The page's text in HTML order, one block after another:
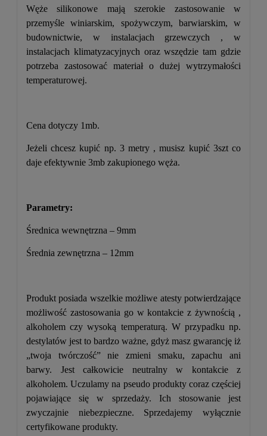
Węże silikonowe mają szerokie zastosowanie w
przemyśle winiarskim, spożywczym, barwiarskim, w
budownictwie, w instalacjach grzewczych , w
instalacjach klimatyzacyjnych oraz wszędzie tam gdzie
potrzeba zastosować materiał o dużej wytrzymałości
temperaturowej.
Cena dotyczy 1mb.
Jeżeli chcesz kupić np. 3 metry , musisz kupić 3szt co
daje efektywnie 3mb zakupionego węża.
Parametry:
Średnica wewnętrzna – 9mm
Średnia zewnętrzna – 12mm
Produkt posiada wszelkie możliwe atesty potwierdzające
możliwość zastosowania go w kontakcie z żywnością ,
alkoholem czy wysoką temperaturą. W przypadku np.
destylatów jest to bardzo ważne, gdyż masz gwarancję iż
„twoja twórczość” nie zmieni smaku, zapachu ani
barwy. Jest całkowicie neutralny w kontakcie z
alkoholem. Uczulamy na pseudo produkty coraz częściej
pojawiające się w sprzedaży. Ich stosowanie jest
zwyczajnie niebezpieczne. Sprzedajemy wyłącznie
certyfikowane produkty.